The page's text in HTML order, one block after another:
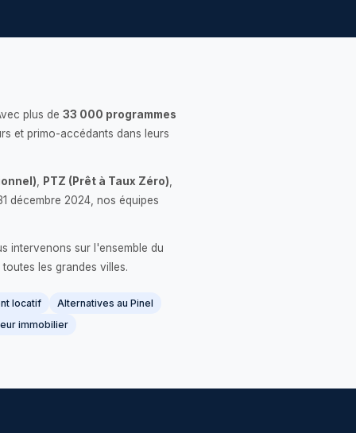
plus de 33 000 programmes
et primo-accédants dans leurs
PTZ (Prêt à Taux Zéro)
décembre 2024, nos équipes
intervenons sur l'ensemble du
les grandes villes.
locatif
Alternatives au Pinel
immobilier